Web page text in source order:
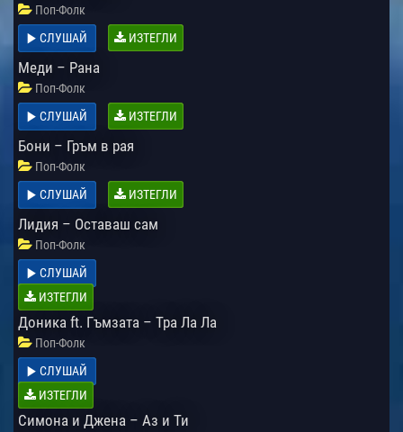
Поп-Фолк
СЛУШАЙ
ИЗТЕГЛИ
Меди – Рана
Поп-Фолк
СЛУШАЙ
ИЗТЕГЛИ
Бони – Гръм в рая
Поп-Фолк
СЛУШАЙ
ИЗТЕГЛИ
Лидия – Оставаш сам
Поп-Фолк
СЛУШАЙ
ИЗТЕГЛИ
Доника ft. Гъмзата – Тра Ла Ла
Поп-Фолк
СЛУШАЙ
ИЗТЕГЛИ
Симона и Джена – Аз и Ти